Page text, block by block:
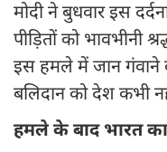
मोदी ने बुधवार इस
पीड़ितों को भावभीनी
इस हमले में जान गंवाने
बलिदान को देश कभी
हमले के बाद भारत